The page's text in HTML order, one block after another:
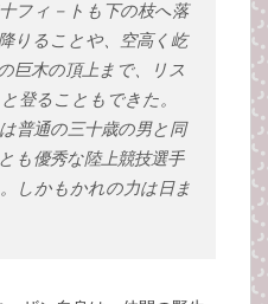
フィ－トも下の枝へ落
りることや、空高く屹
巨木の頂上まで、リス
登ることもできた。
普通の三十歳の男と同
も優秀な陸上競技選手
しかもかれの力は日ま